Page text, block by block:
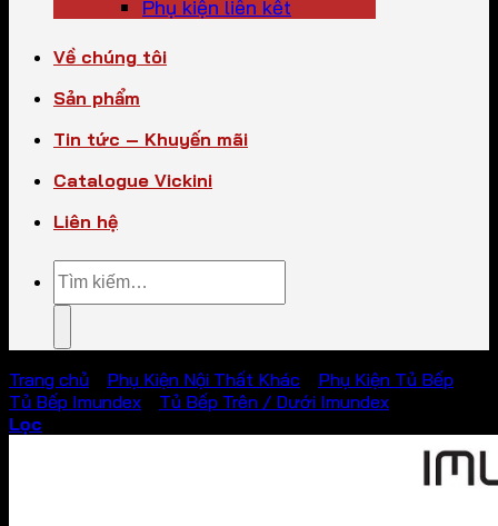
Phụ kiện liên kết
Về chúng tôi
Sản phẩm
Tin tức – Khuyến mãi
Catalogue Vickini
Liên hệ
Tìm
kiếm:
Trang chủ Phụ Kiện Nội Thất Khác Phụ Kiện Tủ Bếp
Tủ Bếp Imundex
Tủ Bếp Trên / Dưới Imundex
Lọc